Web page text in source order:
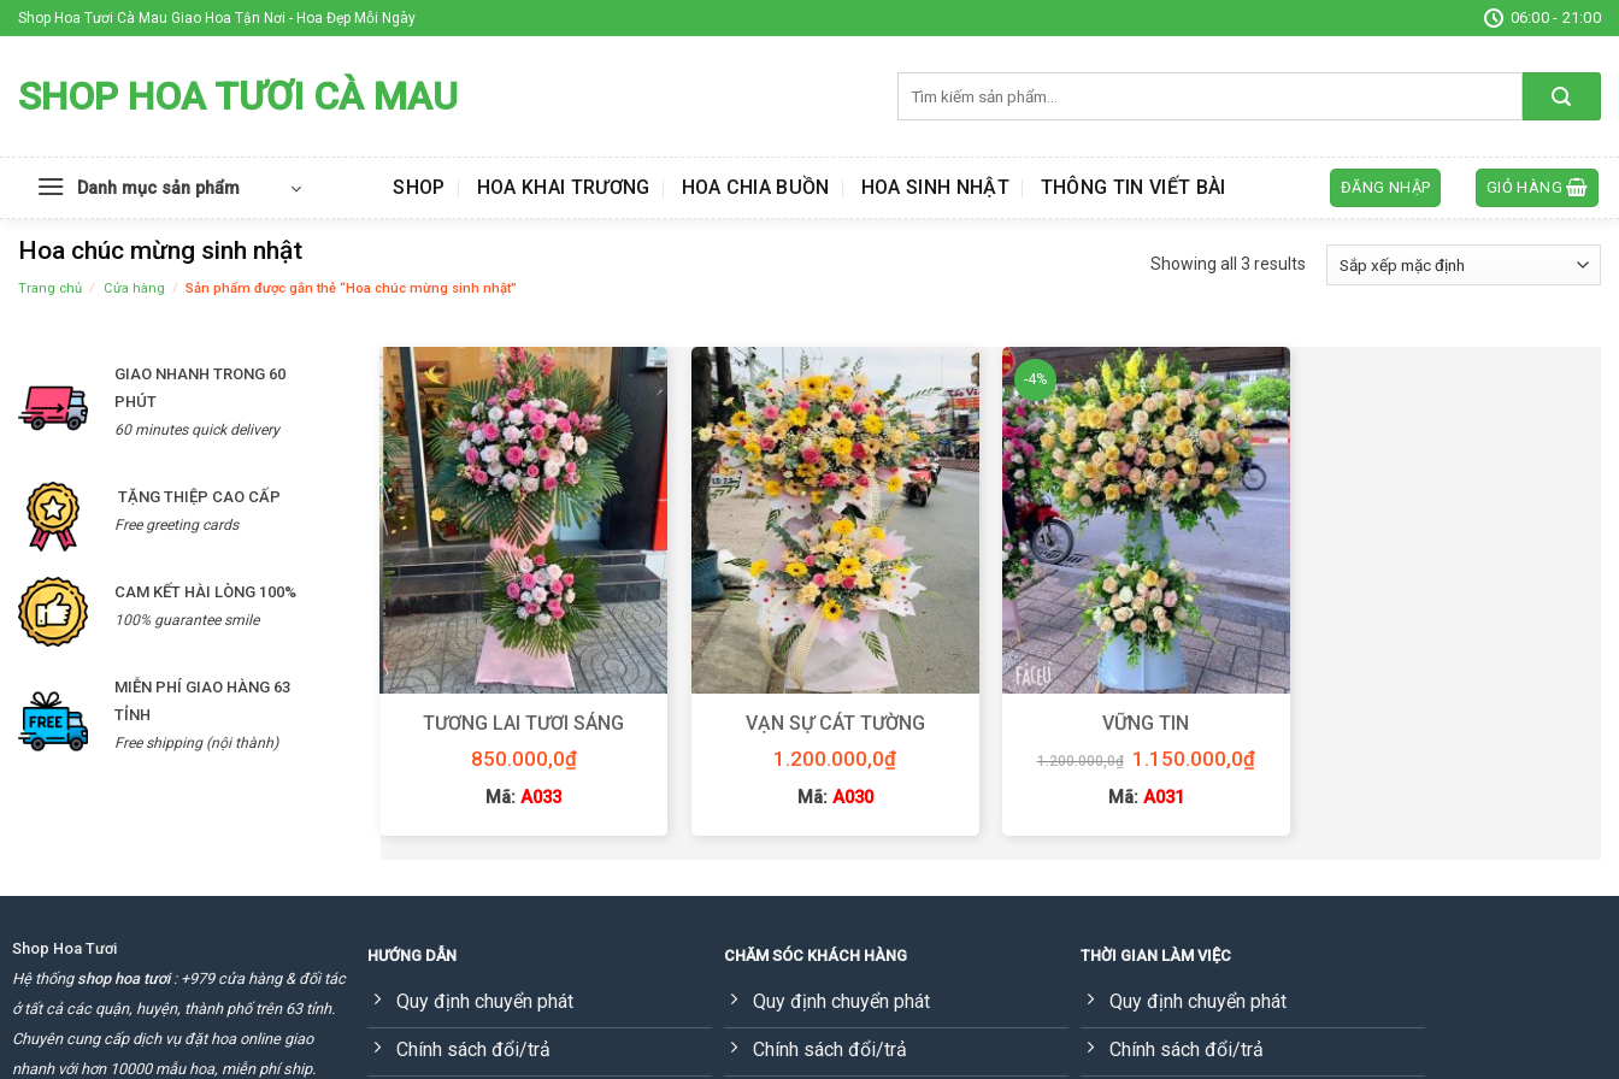
Skip
to
Shop Hoa Tươi Cà Mau Giao Hoa Tận Nơi - Hoa Đẹp Mỗi Ngày 06:00 - 21:00
SHOP HOA TƯƠI CÀ MAU
kiếm:
Danh mục sản phẩm SHOP HOA KHAI TRƯƠNG HOA CHIA BUỒN HOA SINH NHẬT THÔNG TIN VIẾT BÀI ĐĂNG NHẬP GIỎ HÀNG
Hoa chúc mừng sinh nhật
Trang chủ / Cửa hàng / Sản phẩm được gắn thẻ “Hoa chúc mừng sinh nhật”
Showing all 3 results
GIAO NHANH TRONG 60
PHÚT
60 minutes quick delivery
TẶNG THIỆP CAO CẤP
Free greeting cards
CAM KẾT HÀI LÒNG 100%
100% guarantee smile
MIỄN PHÍ GIAO HÀNG 63
TỈNH
Free shipping (nội thành)
TƯƠNG LAI TƯƠI SÁNG
850.000,0₫
Mã:A033
VẠN SỰ CÁT TƯỜNG
1.200.000,0₫
Mã: A030
-4%
VỮNG TIN
1.200.000,0₫ Giá
gốc
là:
1.200.000,0₫.
1.150.000,0₫Giá
Mã: A031
Shop Hoa Tươi
Hệ thống shop hoa tươi: +979 cửa hàng & đối tác
ở tất cả các quận, huyện, thành phố trên 63 tỉnh.
Chuyên cung cấp dịch vụ đặt hoa online giao
nhanh với hơn 10000 mẫu hoa, miễn phí ship.
HƯỚNG DẪN
Quy định chuyển phát
Chính sách đổi/trả
CHĂM SÓC KHÁCH HÀNG
Quy định chuyển phát
Chính sách đổi/trả
THỜI GIAN LÀM VIỆC
Quy định chuyển phát
Chính sách đổi/trả